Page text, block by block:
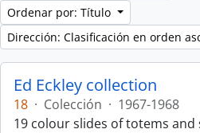
Ordenar por: Título
Dirección: Clasificación en orden
Ed Eckley collection
18 · Colección · 1967-1968
19 colour slides of totems and